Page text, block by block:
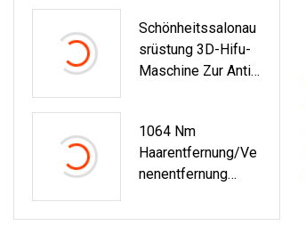
Schine
Schönheitssalonau
Srüstung 3D-Hifu-
Maschine Zur Anti-
1064 Nm
Haarentfernung/Ve
Nenentfernung
Lasermaschine